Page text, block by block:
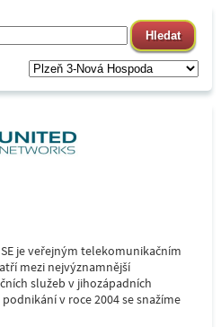
je veřejným telekomunikačním
mezi nejvýznamnější
služeb v jihozápadních
v roce 2004 se snažíme